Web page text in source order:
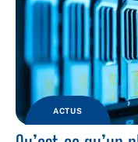
ACTUS